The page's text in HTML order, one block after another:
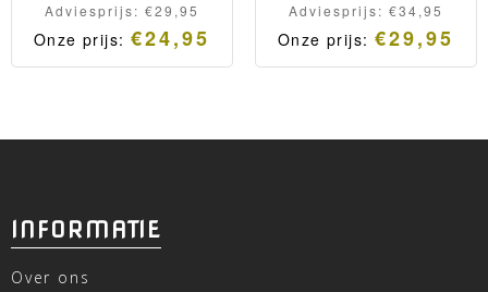
Adviesprijs: €29,95
Onze prijs: €24,95
Adviesprijs: €34,95
Onze prijs: €29,95
INFORMATIE
Over ons